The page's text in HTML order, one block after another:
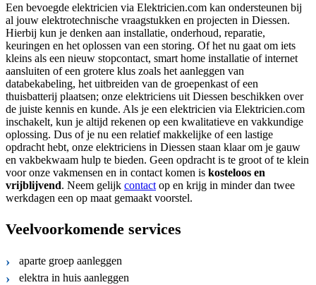
Een bevoegde elektricien via Elektricien.com kan ondersteunen bij
al jouw elektrotechnische vraagstukken en projecten in Diessen.
Hierbij kun je denken aan installatie, onderhoud, reparatie,
keuringen en het oplossen van een storing. Of het nu gaat om iets
kleins als een nieuw stopcontact, smart home installatie of internet
aansluiten of een grotere klus zoals het aanleggen van
databekabeling, het uitbreiden van de groepenkast of een
thuisbatterij plaatsen; onze elektriciens uit Diessen beschikken over
de juiste kennis en kunde. Als je een elektricien via Elektricien.com
inschakelt, kun je altijd rekenen op een kwalitatieve en vakkundige
oplossing. Dus of je nu een relatief makkelijke of een lastige
opdracht hebt, onze elektriciens in Diessen staan klaar om je gauw
en vakbekwaam hulp te bieden. Geen opdracht is te groot of te klein
voor onze vakmensen en in contact komen is kosteloos en
vrijblijvend. Neem gelijk contact op en krijg in minder dan twee
werkdagen een op maat gemaakt voorstel.
Veelvoorkomende services
aparte groep aanleggen
elektra in huis aanleggen